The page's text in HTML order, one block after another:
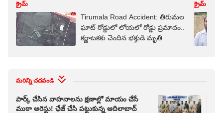
క్రైమ్
Tirumala Road Accident: తిరుమల
ఘాట్ రోడ్డులో లోయలో రోడ్డు ప్రమాదం..
కర్ణాటకకు చెందిన భక్తుడి మృతి
క్రైమ్
మరిన్ని చదవండి
పార్క్ చేసిన వాహనాలను క్షణాల్లో మాయం చేసే
ముఠా అరెస్టు! ఛేజ్ చేసి పట్టుకున్న ఆదిలాబాద్